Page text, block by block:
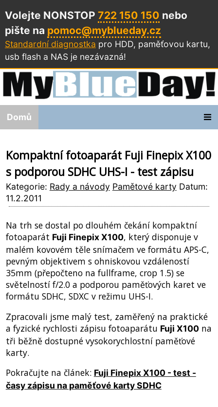
Volejte NONSTOP 722 150 150 nebo
pište na pomoc@myblueday.cz
Standardní diagnostka pro HDD, paměťovou kartu,
usb flash a NAS je nezávazná!
Domů
Kompaktní fotoaparát Fuji Finepix X100
s podporou SDHC UHS-I - test zápisu
Kategorie: Rady a návody Pamětové karty Datum:
11.2.2011
Na trh se dostal po dlouhém čekání kompaktní
fotoaparát Fuji Finepix X100, který disponuje v
malém kovovém těle snímačem ve formátu APS-C,
pevným objektivem s ohniskovou vzdáleností
35mm (přepočteno na fullframe, crop 1.5) se
světelností f/2.0 a podporou paměťových karet ve
formátu SDHC, SDXC v režimu UHS-I.
Zpracovali jsme malý test, zaměřený na praktické
a fyzické rychlosti zápisu fotoaparátu Fuji X100na
tři běžně dostupné vysokorychlostní paměťové
karty.
Pokračujte na článek: Fuji Finepix X100 - test -
časy zápisu na paměťové karty SDHC